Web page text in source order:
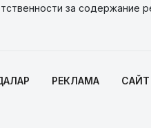
за содержание
РЕКЛАМА САЙТ